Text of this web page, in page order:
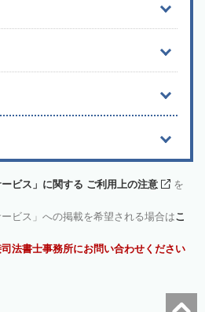
ービス」に関する ご利用上の注意
を
ビス」への掲載を希望される場合はこ
法書士事務所にお問い合わせください